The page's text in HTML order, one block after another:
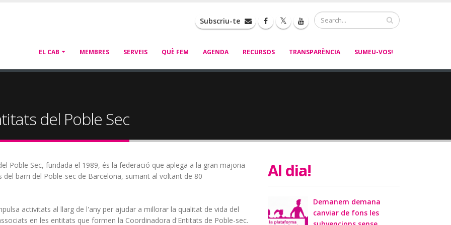
Cerca
Subscriu-te
Navegació
principal
EL CAB MEMBRES SERVEIS QUÈ FEM AGENDA RECURSOS TRANSPARÈNCIA SUMEU-VOS!
del Poble Sec
Poble Sec, fundada el 1989, és la federació que aplega a la gran majoria
del barri del Poble-sec de Barcelona, sumant al voltant de 80
activitats al llarg de l'any per ajudar a millorar la qualitat de vida del
en les entitats que formen la Coordinadora d'Entitats de Poble-sec.
Al dia!
Demanem demana
canviar de fons les